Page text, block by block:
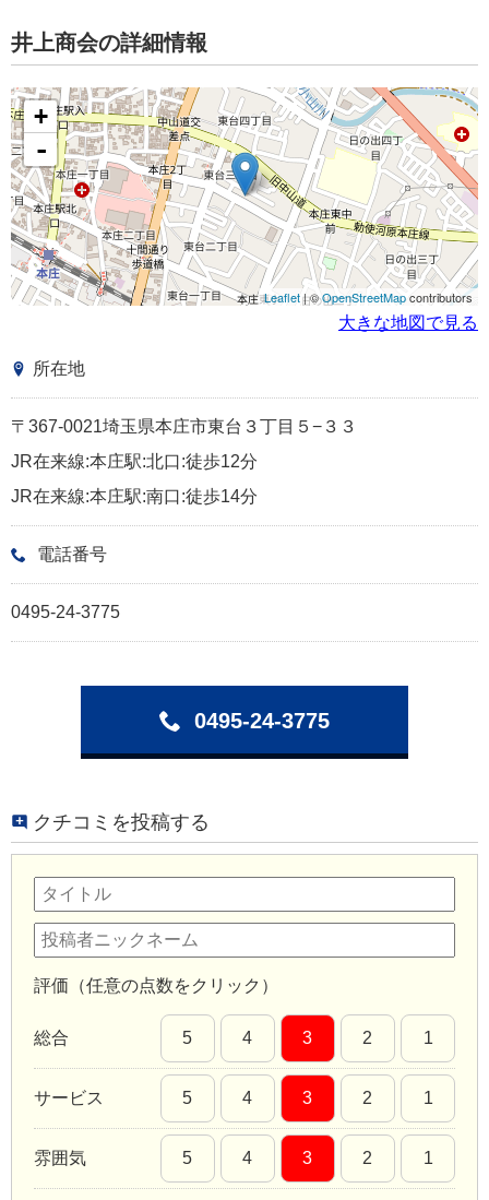
井上商会の詳細情報
+
-
Leaflet| ©OpenStreetMapcontributors
大きな地図で見る
所在地
〒367-0021埼玉県本庄市東台３丁目５−３３
JR在来線:本庄駅:北口:徒歩12分
JR在来線:本庄駅:南口:徒歩14分
電話番号
0495-24-3775
0495-24-3775
クチコミを投稿する
評価（任意の点数をクリック）
総合 5 4 3 2 1
サービス 5 4 3 2 1
雰囲気 5 4 3 2 1